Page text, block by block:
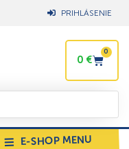
PRIHLÁSENIE
0 €
0
E-SHOP MENU